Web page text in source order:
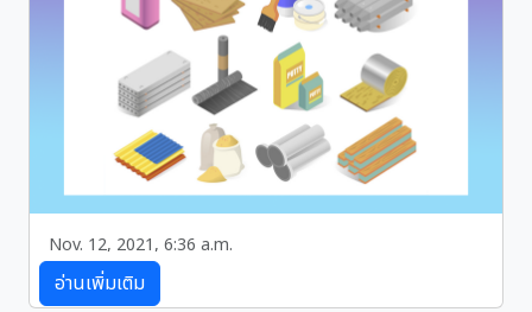
Nov. 12, 2021, 6:36 a.m.
ความรู้เกี่ยวกับวัสดุ
อ่านเพิ่มเติม